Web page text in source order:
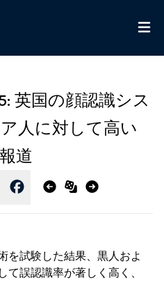
英国の顔認識シス
人に対して高い
道
を試験した結果、黒人およ
て誤認識率が著しく高く、